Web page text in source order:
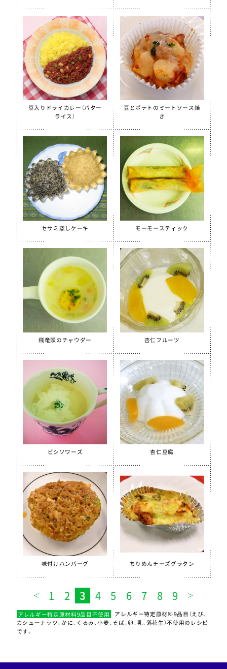
【只今休売中】青大豆ペースト
白花豆&白いんげん豆ペースト
スクールがんもどき（Ca・Fe）
スクール糸かまぼこ
スクールちくわ
【只今休売中】スクールかにボール
全学栄 枝豆とじゃこの元気ボール
全学栄 野菜ミックスボール
全学栄 ニューミートップ
検索
豆入りドライカレー（バター
ライス）
豆とポテトのミートソース焼
き
セサミ蒸しケーキ モーモースティック
飛竜頭のチャウダー 杏仁フルーツ
ビシソワーズ 杏仁豆腐
味付けハンバーグ ちりめんチーズグラタン
1 2 3 4 5 6 7 8 9
アレルギー特定原材料9品目不使用
アレルギー特定原材料9品目（えび、
カシューナッツ、かに、くるみ、小麦、そば、卵、乳、落花生）不使用のレシピ
です。